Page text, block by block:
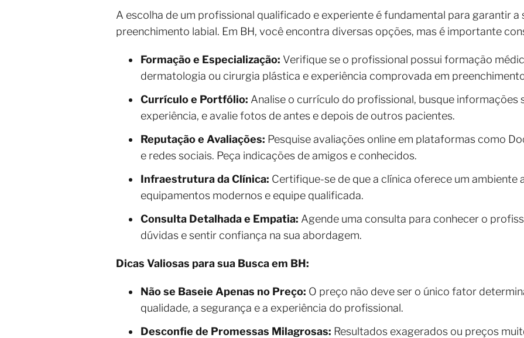
A escolha de um profissional qualificado e experiente é fundamental para garantir a
preenchimento labial. Em BH, você encontra diversas opções, mas é importante
Formação e Especialização: Verifique se o profissional possui formação
dermatologia ou cirurgia plástica e experiência comprovada em
Currículo e Portfólio: Analise o currículo do profissional, busque informações
experiência, e avalie fotos de antes e depois de outros pacientes.
Reputação e Avaliações: Pesquise avaliações online em plataformas como
e redes sociais. Peça indicações de amigos e conhecidos.
Infraestrutura da Clínica: Certifique-se de que a clínica oferece um ambiente
equipamentos modernos e equipe qualificada.
Consulta Detalhada e Empatia: Agende uma consulta para conhecer o
dúvidas e sentir confiança na sua abordagem.
Dicas Valiosas para sua Busca em BH:
Não se Baseie Apenas no Preço: O preço não deve ser o único fator
qualidade, a segurança e a experiência do profissional.
Desconfie de Promessas Milagrosas: Resultados exagerados ou preços